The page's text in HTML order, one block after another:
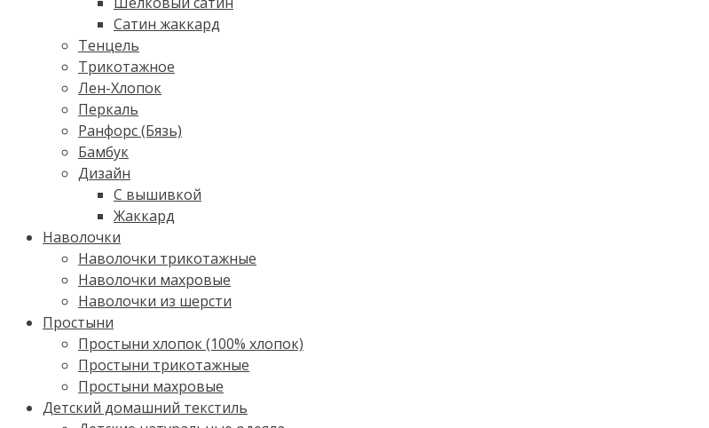
Сатин жаккард
Тенцель
Трикотажное
Лен-Хлопок
Перкаль
Ранфорс (Бязь)
Бамбук
Дизайн
С вышивкой
Жаккард
Наволочки
Наволочки трикотажные
Наволочки махровые
Наволочки из шерсти
Простыни
Простыни хлопок (100% хлопок)
Простыни трикотажные
Простыни махровые
Детский домашний текстиль